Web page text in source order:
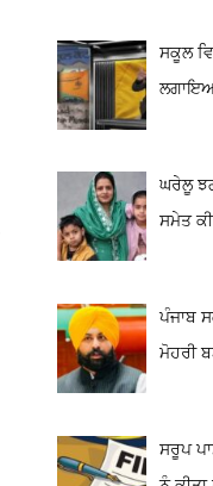
ਸਕੂਲ
ਘਰੇਲੂ
ਸਮੇਤ
ਪੰਜਾਬ
ਮੋਹਰੀ
ਸਰੂਪ